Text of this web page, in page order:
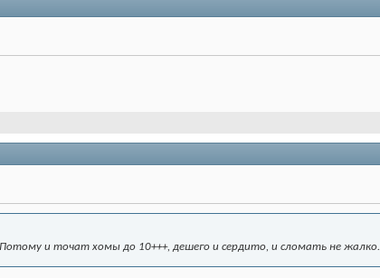
Потому и точат хомы до 10+++, дешего и сердито, и сломать не жалко.